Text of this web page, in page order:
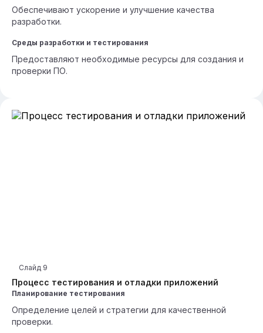
Обеспечивают ускорение и улучшение качества
разработки.
Среды разработки и тестирования
Предоставляют необходимые ресурсы для создания и
проверки ПО.
Процесс тестирования и отладки приложений
Слайд 9
Планирование тестирования
Определение целей и стратегии для качественной
проверки.